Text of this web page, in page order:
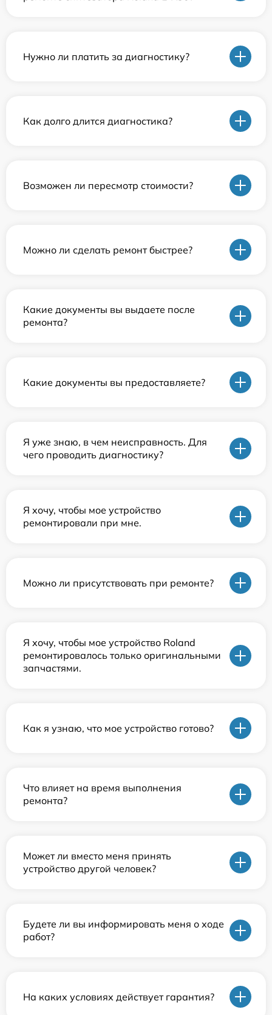
Нужно ли платить за диагностику?
Как долго длится диагностика?
Возможен ли пересмотр стоимости?
Можно ли сделать ремонт быстрее?
Какие документы вы выдаете после
ремонта?
Какие документы вы предоставляете?
Я уже знаю, в чем неисправность. Для
чего проводить диагностику?
Я хочу, чтобы мое устройство
ремонтировали при мне.
Можно ли присутствовать при ремонте?
Я хочу, чтобы мое устройство Roland
ремонтировалось только оригинальными
запчастями.
Как я узнаю, что мое устройство готово?
Что влияет на время выполнения
ремонта?
Может ли вместо меня принять
устройство другой человек?
Будете ли вы информировать меня о ходе
работ?
На каких условиях действует гарантия?